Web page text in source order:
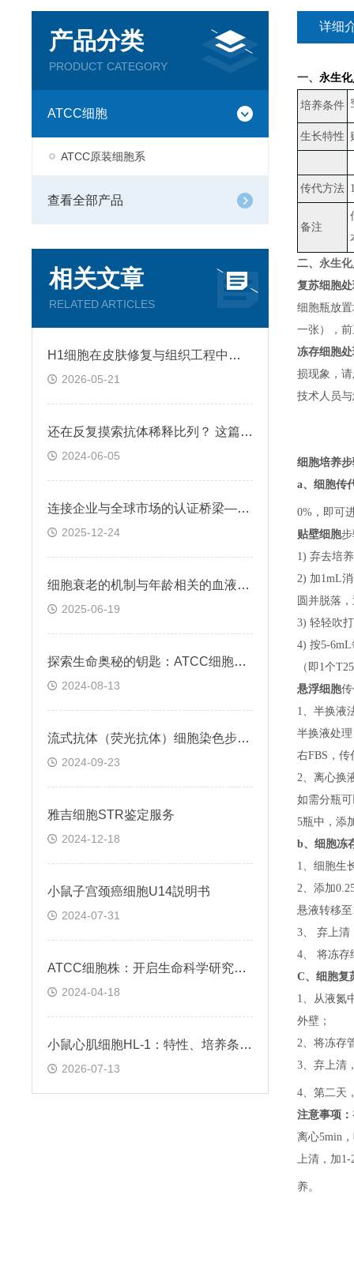
产品分类
PRODUCT CATEGORY
ATCC细胞
ATCC原装细胞系
查看全部产品
相关文章
RELATED ARTICLES
H1细胞在皮肤修复与组织工程中的应用前景
2026-05-21
还在反复摸索抗体稀释比列？ 这篇IHC秘籍快来收好！
2024-06-05
连接企业与全球市场的认证桥梁——ATCC细胞
2025-12-24
细胞衰老的机制与年龄相关的血液凝固有关
2025-06-19
探索生命奥秘的钥匙：ATCC细胞株的科学之旅
2024-08-13
流式抗体（荧光抗体）细胞染色步骤与注意事项
2024-09-23
雅吉细胞STR鉴定服务
2024-12-18
小鼠子宫颈癌细胞U14説明书
2024-07-31
ATCC细胞株：开启生命科学研究的钥匙
2024-04-18
小鼠心肌细胞HL-1：特性、培养条件与科研应用场景解析
2026-07-13
详细
一、 永生
培养条件
生长特性
传代方法
备注
二、 永生
复苏细胞
细胞瓶放
一张）
，
冻存细胞
损现象，
技术人员
细胞培养
a、 细胞传
0%，即可
贴壁细胞
1) 弃去培
2) 加1mL
圆并脱落
3) 轻轻吹
4) 按5-
（即1个
悬浮细胞
1、半换液
半换液处
右FBS，
2、离心换
如需分瓶
5瓶中，添
b、 细胞冻
1、细胞生
2、添加
悬液转移
3、 弃上清
4、 将冻存
C、 细胞复
1、 从液氮
外壁；
2、 将冻存
3、 弃上清
4、 第二天
注意事项：
离心5min，
上清，加1-
养。